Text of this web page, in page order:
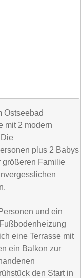
Ostseebad
mit 2 modern
plus 2 Babys
größeren Familie
und ein
eine Terrasse mit
ein Balkon zur
den Start in